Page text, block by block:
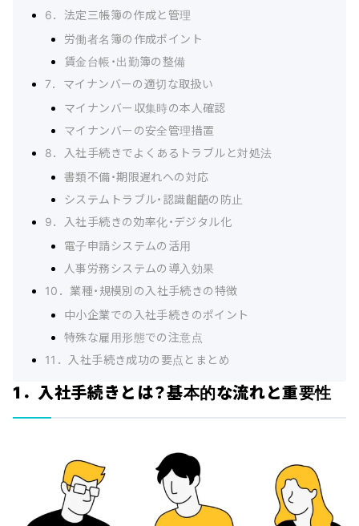
6．法定三帳簿の作成と管理
労働者名簿の作成ポイント
賃金台帳・出勤簿の整備
7．マイナンバーの適切な取扱い
マイナンバー収集時の本人確認
マイナンバーの安全管理措置
8．入社手続きでよくあるトラブルと対処法
書類不備・期限遅れへの対応
システムトラブル・認識齟齬の防止
9．入社手続きの効率化・デジタル化
電子申請システムの活用
人事労務システムの導入効果
10．業種・規模別の入社手続きの特徴
中小企業での入社手続きのポイント
特殊な雇用形態での注意点
11．入社手続き成功の要点とまとめ
1．入社手続きとは？基本的な流れと重要性